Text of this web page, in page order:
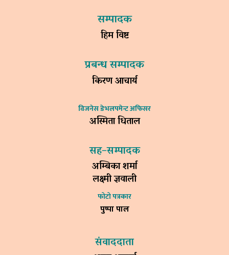
सम्पादक
हिम विष्ट
प्रबन्ध सम्पादक
किरण आचार्य
विजनेस डेभलपमेन्ट अफिसर
अस्मिता धिताल
सह–सम्पादक
अम्बिका शर्मा
लक्ष्मी ज्ञवाली
फोटो पत्रकार
पुष्पा पाल
संवाददाता